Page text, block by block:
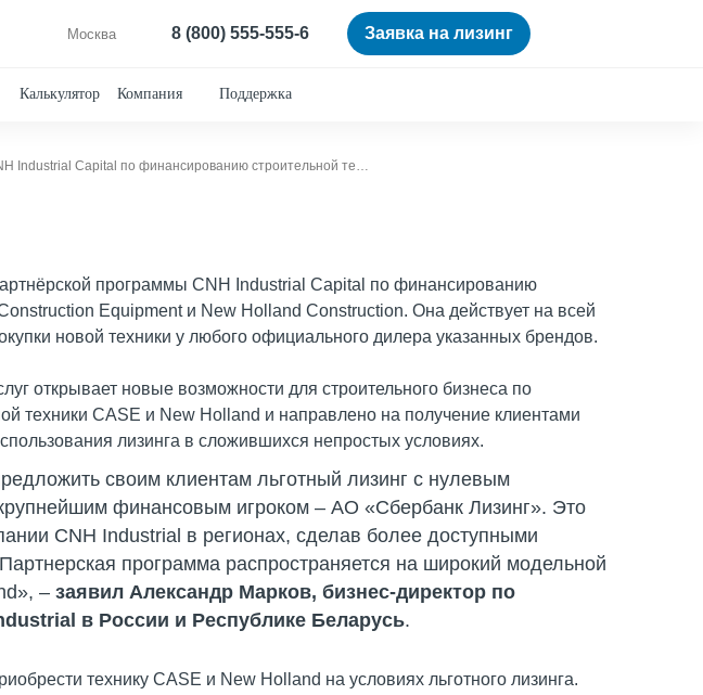
Москва 8 (800) 555-555-6 Заявка на лизинг
Калькулятор Компания Поддержка
«Сбербанк Лизинг» стал участником партнёрской программы CNH Industrial Capital по финансированию строительной техники
программы CNH Industrial Capital по финансированию
Equipment и New Holland Construction. Она действует на всей
новой техники у любого официального дилера указанных брендов.
открывает новые возможности для строительного бизнеса по
техники CASE и New Holland и направлено на получение клиентами
лизинга в сложившихся непростых условиях.
своим клиентам льготный лизинг с нулевым
финансовым игроком – АО «Сбербанк Лизинг». Это
CNH Industrial в регионах, сделав более доступными
программа распространяется на широкий модельной
– заявил Александр Марков, бизнес-директор по
в России и Республике Беларусь.
технику CASE и New Holland на условиях льготного лизинга.